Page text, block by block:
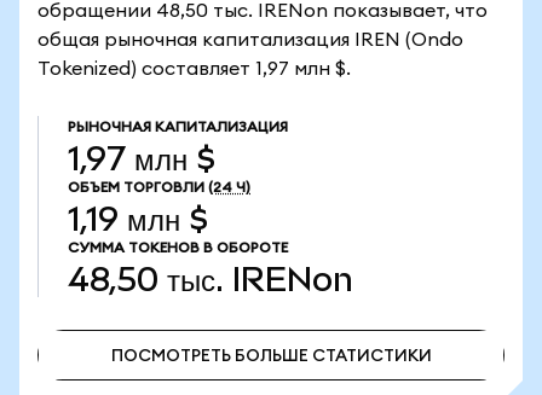
обращении 48,50 тыс. IRENon показывает, что
общая рыночная капитализация IREN (Ondo
Tokenized) составляет 1,97 млн $.
РЫНОЧНАЯ КАПИТАЛИЗАЦИЯ
1,97 млн $
ОБЪЕМ ТОРГОВЛИ (24 Ч)
1,19 млн $
СУММА ТОКЕНОВ В ОБОРОТЕ
48,50 тыс. IRENon
ПОСМОТРЕТЬ БОЛЬШЕ СТАТИСТИКИ